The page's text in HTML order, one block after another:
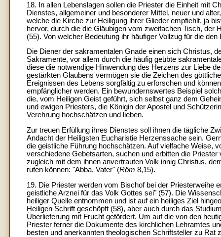
18. In allen Lebenslagen sollen die Priester die Einheit mit
Dienstes, allgemeiner und besonderer Mittel, neuer und
welche die Kirche zur Heiligung ihrer Glieder empfiehlt, ja
hervor, durch die die Gläubigen vom zweifachen Tisch,
(55). Von welcher Bedeutung ihr häufiger Vollzug für die
Die Diener der sakramentalen Gnade einen sich Christus,
Sakramente, vor allem durch die häufig geübte
diese die notwendige Hinwendung des Herzens zur Liebe
gestärkten Glaubens vermögen sie die Zeichen des
Ereignissen des Lebens sorgfältig zu erforschen und
empfänglicher werden. Ein bewundernswertes Beispiel
die, vom Heiligen Geist geführt, sich selbst ganz dem
und ewigen Priesters, die Königin der Apostel und
Verehrung hochschätzen und lieben.
Zur treuen Erfüllung ihres Dienstes soll ihnen die tägliche
Andacht der Heiligsten Eucharistie Herzenssache sein.
die geistliche Führung hochschätzen. Auf vielfache Weise,
verschiedene Gebetsarten, suchen und erbitten die
zugleich mit dem ihnen anvertrauten Volk innig Christus,
rufen können: "Abba, Vater" (Röm 8,15).
19. Die Priester werden vom Bischof bei der Priesterweihe
geistliche Arznei für das Volk Gottes sei" (57). Die
heiliger Quelle entnommen und ist auf ein heiliges Ziel
Heiligen Schrift geschöpft (58), aber auch durch das
Überlieferung mit Frucht gefördert. Um auf die von den
Priester ferner die Dokumente des kirchlichen Lehramtes
besten und anerkannten theologischen Schriftsteller zu Rat